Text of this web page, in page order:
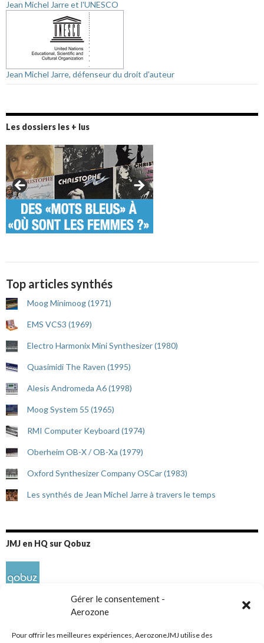
Gérer le consentement -
Aerozone
Pour offrir les meilleures expériences, AerozoneJMJ utilise des
Jean Michel Jarre et l'UNESCO
Jean Michel Jarre, défenseur du droit d'auteur
Les dossiers les + lus
Top articles synthés
Moog Minimoog (1971)
EMS VCS3 (1969)
Electro Harmonix Mini Synthesizer (1980)
Quasimidi The Raven (1995)
Alesis Andromeda A6 (1998)
Moog System 55 (1965)
RMI Computer Keyboard (1974)
Oberheim OB-X / OB-Xa (1979)
Oxford Synthesizer Company OSCar (1983)
Les synthés de Jean Michel Jarre à travers le temps
JMJ en HQ sur Qobuz